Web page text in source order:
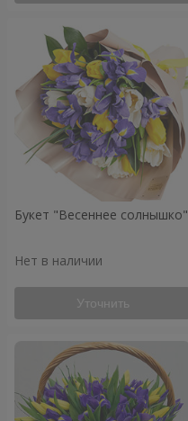
Букет "Весеннее солнышко"
Нет в наличии
Уточнить